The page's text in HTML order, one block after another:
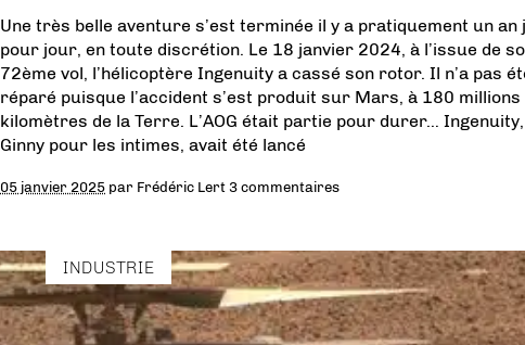
Une très belle aventure s’est terminée il y a pratiquement un an
pour jour, en toute discrétion. Le 18 janvier 2024, à l’issue de
72ème vol, l’hélicoptère Ingenuity a cassé son rotor. Il n’a pas
réparé puisque l’accident s’est produit sur Mars, à 180 millions
kilomètres de la Terre. L’AOG était partie pour durer… Ingenuity,
Ginny pour les intimes, avait été lancé
05 janvier 2025 par Frédéric Lert3 commentaires
INDUSTRIE